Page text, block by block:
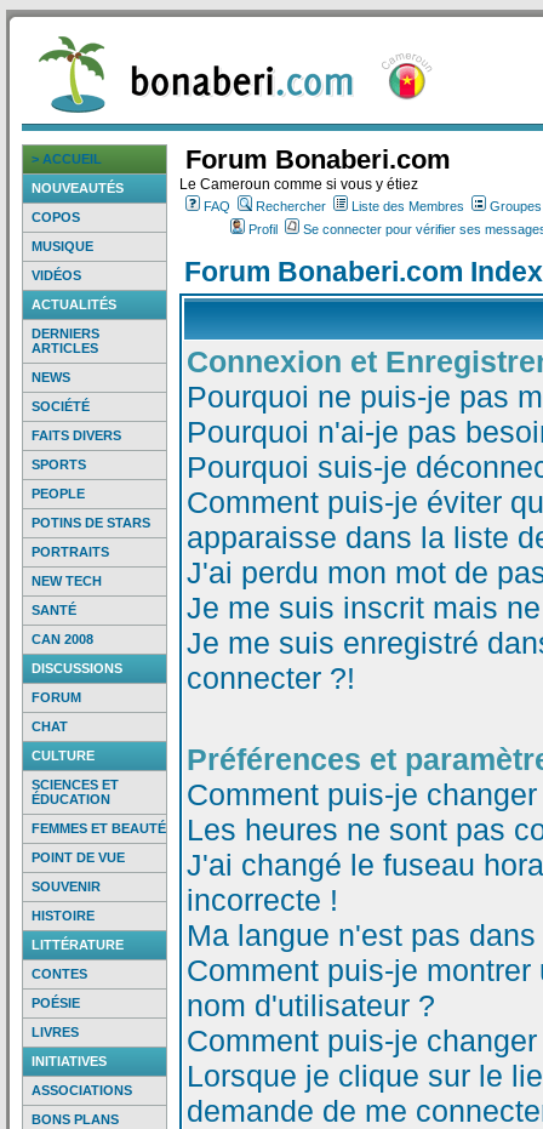
> ACCUEIL
NOUVEAUTÉS
COPOS
MUSIQUE
VIDÉOS
ACTUALITÉS
DERNIERS
ARTICLES
NEWS
SOCIÉTÉ
FAITS DIVERS
SPORTS
PEOPLE
POTINS DE STARS
PORTRAITS
NEW TECH
SANTÉ
CAN 2008
DISCUSSIONS
FORUM
CHAT
CULTURE
SCIENCES ET
ÉDUCATION
FEMMES ET BEAUTÉ
POINT DE VUE
SOUVENIR
HISTOIRE
LITTÉRATURE
CONTES
POÉSIE
LIVRES
INITIATIVES
ASSOCIATIONS
BONS PLANS
Forum Bonaberi.com
Le Cameroun comme si vous y étiez
FAQ Rechercher Liste des Membres
Profil
Se connecter pour vérifier ses
Forum Bonaberi.com
Connexion et
Pourquoi ne puis-je pas
Pourquoi n'ai-je pas
Pourquoi suis-je
Comment puis-je éviter
apparaisse dans la liste
J'ai perdu mon mot de
Je me suis inscrit mais
Je me suis enregistré
connecter ?!
Préférences et
Comment puis-je
Les heures ne sont pas
J'ai changé le fuseau
incorrecte !
Ma langue n'est pas
Comment puis-je
nom d'utilisateur ?
Comment puis-je
Lorsque je clique sur le
demande de me